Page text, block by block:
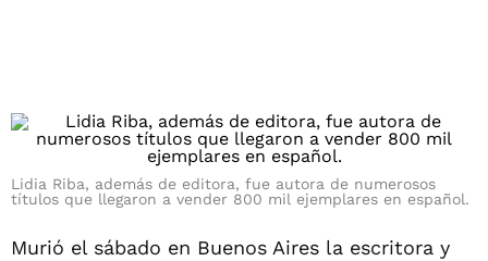
Lidia Riba, además de editora, fue autora de numerosos
títulos que llegaron a vender 800 mil ejemplares en español.
Murió el sábado en Buenos Aires la escritora y